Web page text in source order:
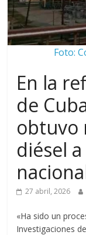
Foto:
En la
de
obtuvo
diésel
27 abril, 2026
«Ha sido un
Investigaciones